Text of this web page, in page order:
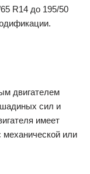
R14 до 195/50
двигателем
сил и
имеет
механической или